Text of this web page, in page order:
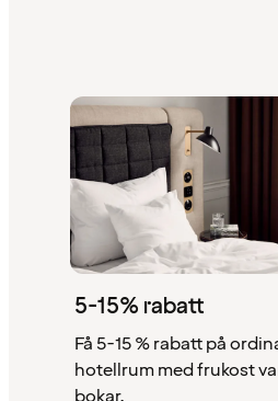
5-15% rabatt
Få 5-15 % rabatt på
hotellrum med frukost